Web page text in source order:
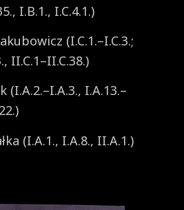
I.B.1., I.C.4.1.)
(I.C.1.–I.C.3.;
II.C.1–II.C.38.)
(I.A.2.–I.A.3., I.A.13.–
(I.A.1., I.A.8., II.A.1.)